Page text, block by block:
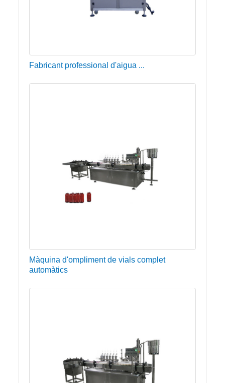
Fabricant professional d'aigua ...
Màquina d'ompliment de vials complet
automàtics